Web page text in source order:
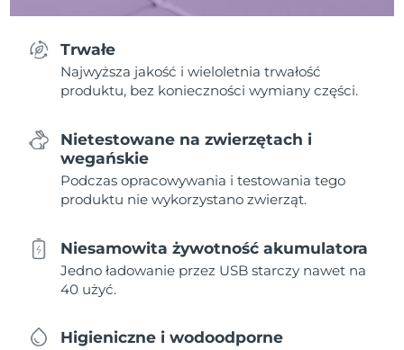
Trwałe
Najwyższa jakość i wieloletnia trwałość
produktu, bez konieczności wymiany części.
Nietestowane na zwierzętach i
wegańskie
Podczas opracowywania i testowania tego
produktu nie wykorzystano zwierząt.
Niesamowita żywotność akumulatora
Jedno ładowanie przez USB starczy nawet na
40 użyć.
Higieniczne i wodoodporne